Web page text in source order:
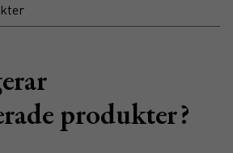
produkter?